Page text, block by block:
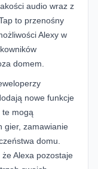
audio wraz z
to przenośny
Alexy w
domem.
nowe funkcje
te mogą
gier, zamawianie
domu.
Alexa pozostaje